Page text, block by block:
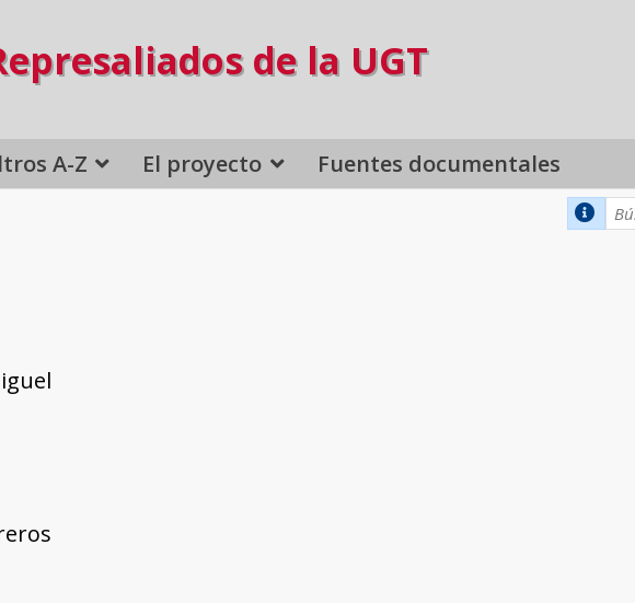
de la UGT
A-Z El proyecto Fuentes documentales